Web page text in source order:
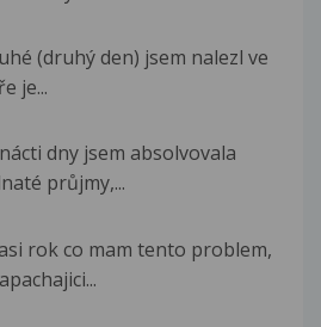
(druhý den) jsem nalezl ve
je...
dny jsem absolvovala
průjmy,...
rok co mam tento problem,